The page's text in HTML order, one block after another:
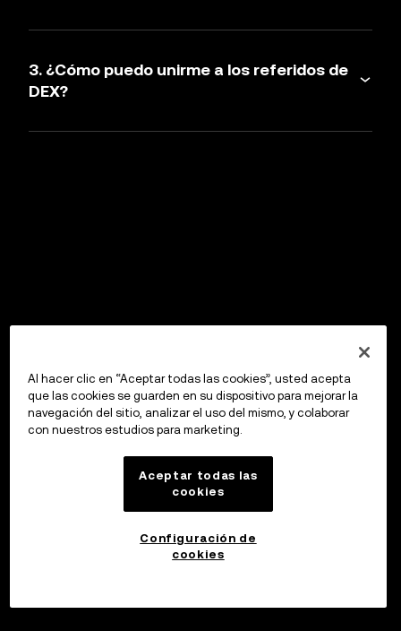
3. ¿Cómo puedo unirme a los referidos de
DEX?
Al hacer clic en “Aceptar todas las cookies”, usted acepta
que las cookies se guarden en su dispositivo para mejorar la
navegación del sitio, analizar el uso del mismo, y colaborar
con nuestros estudios para marketing.
Aceptar todas las
cookies
Configuración de
cookies